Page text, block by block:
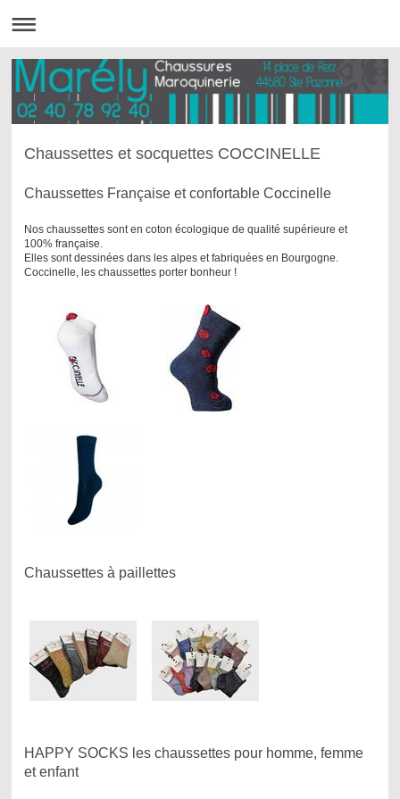
Chaussettes et socquettes COCCINELLE
Chaussettes Française et confortable Coccinelle
Nos chaussettes sont en coton écologique de qualité supérieure et
100% française.
Elles sont dessinées dans les alpes et fabriquées en Bourgogne.
Coccinelle, les chaussettes porter bonheur !
Chaussettes à paillettes
HAPPY SOCKS les chaussettes pour homme, femme
et enfant